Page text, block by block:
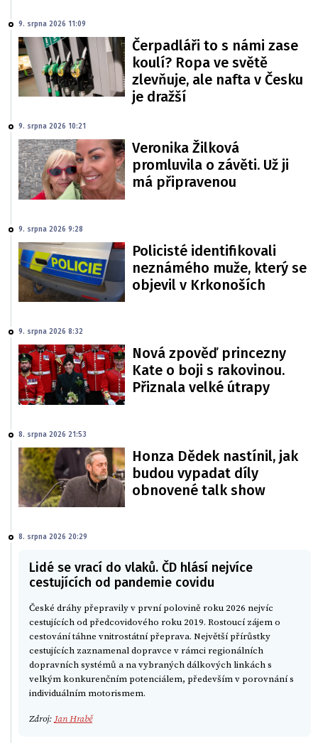
9. srpna 2026 11:09
Čerpadláři to s námi zase
koulí? Ropa ve světě
zlevňuje, ale nafta v Česku
je dražší
9. srpna 2026 10:21
Veronika Žilková
promluvila o závěti. Už ji
má připravenou
9. srpna 2026 9:28
Policisté identifikovali
neznámého muže, který se
objevil v Krkonoších
9. srpna 2026 8:32
Nová zpověď princezny
Kate o boji s rakovinou.
Přiznala velké útrapy
8. srpna 2026 21:53
Honza Dědek nastínil, jak
budou vypadat díly
obnovené talk show
8. srpna 2026 20:29
Lidé se vrací do vlaků. ČD hlásí nejvíce
cestujících od pandemie covidu
České dráhy přepravily v první polovině roku 2026 nejvíc
cestujících od předcovidového roku 2019. Rostoucí zájem o
cestování táhne vnitrostátní přeprava. Největší přírůstky
cestujících zaznamenal dopravce v rámci regionálních
dopravních systémů a na vybraných dálkových linkách s
velkým konkurenčním potenciálem, především v porovnání s
individuálním motorismem.
Zdroj: Jan Hrabě